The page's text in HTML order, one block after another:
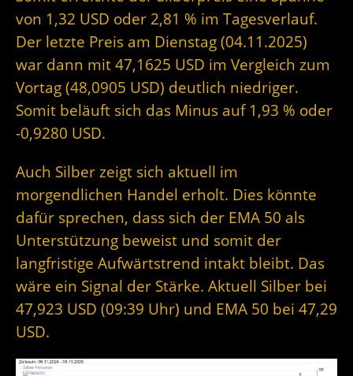
von 1,32 USD oder 2,81 % im Tagesverlauf.
Der letzte Preis am Dienstag (04.11.2025)
war dann mit 47,1625 USD im Vergleich zum
Vortag (48,0905 USD) deutlich niedriger.
Somit beläuft sich das Minus auf 1,93 % oder
-0,9280 USD.
Auch Silber zeigt sich aktuell im
morgendlichen Handel erholt. Dies könnte
dafür sprechen, dass sich der EMA 50 als
Unterstützung beweist und somit der
langfristige Aufwärtstrend intakt bleibt. Das
wäre ein Signal der Stärke. Aktuell Silber bei
47,923 USD (09:39 Uhr) und EMA 50 bei 47,29
USD.